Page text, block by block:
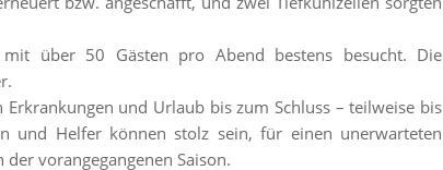
über 50 Gästen pro Abend bestens besucht. Die
und Urlaub bis zum Schluss – teilweise bis
und Helfer können stolz sein, für einen unerwarteten
vorangegangenen Saison.